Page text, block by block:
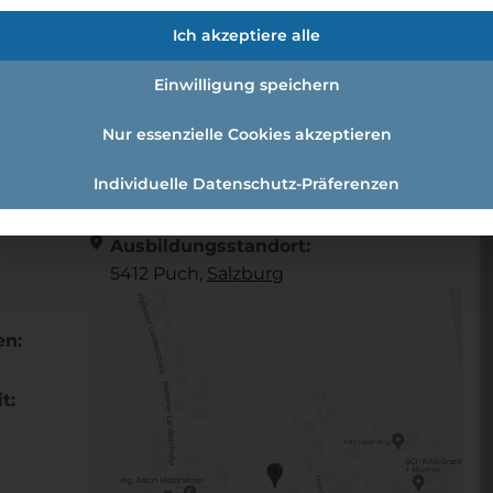
(w/m/d)
(w/m/d)
location_on Ausbildungsstandort:
5412 Puch, Salzburg
Ich akzeptiere alle
Einwilligung speichern
Nur essenzielle Cookies akzeptieren
Individuelle Datenschutz-Präferenzen